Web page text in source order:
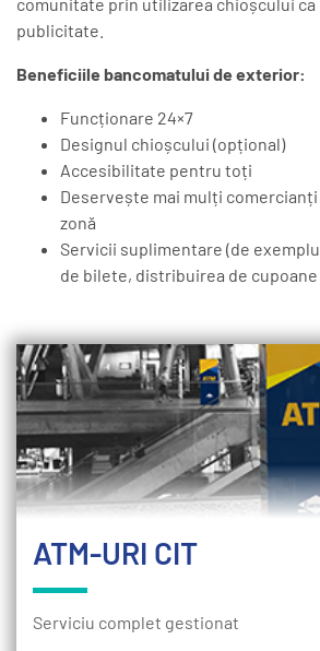
publicitate.
Beneficiile bancomatului de exterior:
Funcționare 24×7
Designul chioșcului (opțional)
Accesibilitate pentru toți
Deservește mai mulți
zonă
Servicii suplimentare (de
de bilete, distribuirea de
ATM-URI CIT
Serviciu complet gestionat